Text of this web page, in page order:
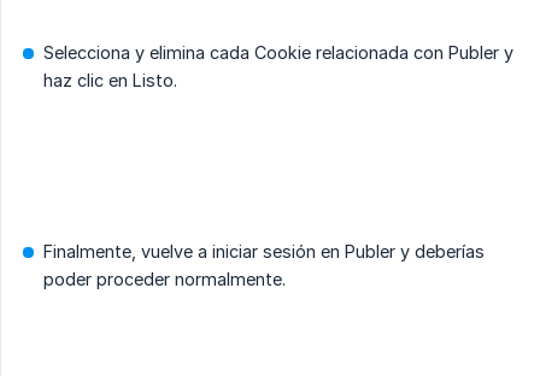
Selecciona y elimina cada Cookie relacionada con Publer y
haz clic en Listo.
Finalmente, vuelve a iniciar sesión en Publer y deberías
poder proceder normalmente.